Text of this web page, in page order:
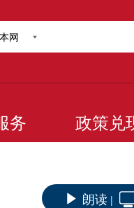
网
务 政策兑
朗读 |